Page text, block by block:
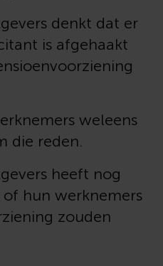
denkt dat er
is afgehaakt
weleens
die reden.
heeft nog
hun werknemers
zouden